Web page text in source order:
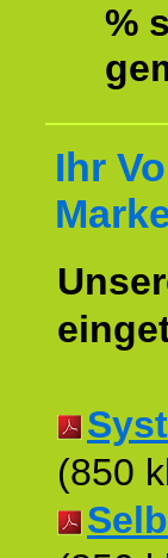
%
Ihr
(850